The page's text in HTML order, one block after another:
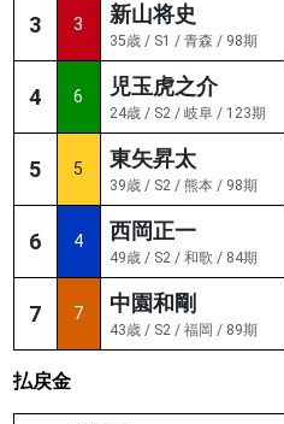
3 3 新山将史
35歳 / S1 / 青森 / 98期
4 6 児玉虎之介
24歳 / S2 / 岐阜 / 123期
5 5 東矢昇太
39歳 / S2 / 熊本 / 98期
6 4 西岡正一
49歳 / S2 / 和歌 / 84期
7 7 中園和剛
43歳 / S2 / 福岡 / 89期
払戻金